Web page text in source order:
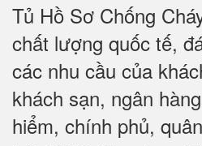
Tủ Hồ Sơ Chống
chất lượng quốc tế,
các nhu cầu của
khách sạn, ngân
hiểm, chính phủ,